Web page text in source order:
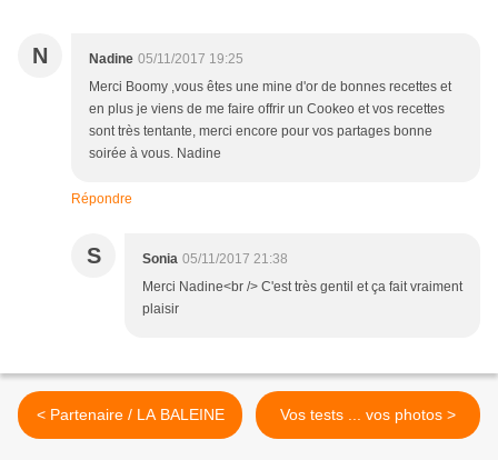
N Nadine 05/11/2017 19:25
Merci Boomy ,vous êtes une mine d'or de bonnes recettes et
en plus je viens de me faire offrir un Cookeo et vos recettes
sont très tentante, merci encore pour vos partages bonne
soirée à vous. Nadine
Répondre
S Sonia 05/11/2017 21:38
Merci Nadine<br /> C'est très gentil et ça fait vraiment
plaisir
< Partenaire / LA BALEINE Vos tests ... vos photos >